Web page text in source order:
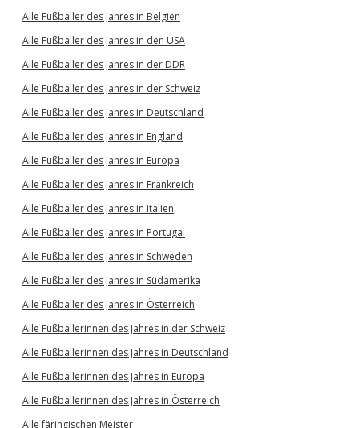
Alle Fußballer des Jahres in Belgien
Alle Fußballer des Jahres in den USA
Alle Fußballer des Jahres in der DDR
Alle Fußballer des Jahres in der Schweiz
Alle Fußballer des Jahres in Deutschland
Alle Fußballer des Jahres in England
Alle Fußballer des Jahres in Europa
Alle Fußballer des Jahres in Frankreich
Alle Fußballer des Jahres in Italien
Alle Fußballer des Jahres in Portugal
Alle Fußballer des Jahres in Schweden
Alle Fußballer des Jahres in Südamerika
Alle Fußballer des Jahres in Österreich
Alle Fußballerinnen des Jahres in der Schweiz
Alle Fußballerinnen des Jahres in Deutschland
Alle Fußballerinnen des Jahres in Europa
Alle Fußballerinnen des Jahres in Österreich
Alle färingischen Meister